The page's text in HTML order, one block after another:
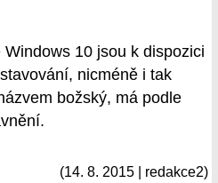
10 jsou k dispozici
nicméně i tak
božský, má podle
(14. 8. 2015 | redakce2)